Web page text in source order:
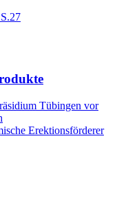
Tübingen vor
Erektionsförderer